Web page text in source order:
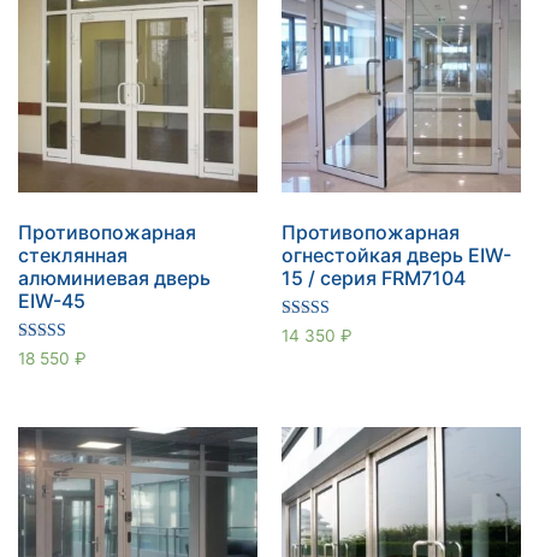
Противопожарная
стеклянная
алюминиевая дверь
EIW-45
Оценка
5.00
18 550 ₽
Противопожарная
огнестойкая дверь EIW-
15 / серия FRM7104
Оценка
5.00
14 350 ₽